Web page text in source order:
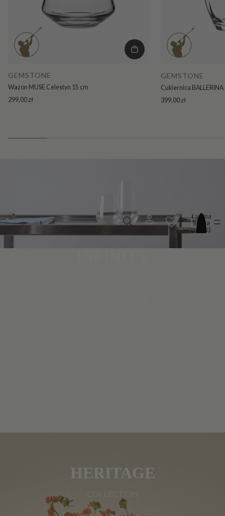
Łączna
liczba
pozycji
w
GEMSTONE
Wazon MUSE Celestyn 15 cm
299,00 zł
GEMSTONE
Cukiernica BALLERINA
399,00 zł
HERITAGE
COLLECTION